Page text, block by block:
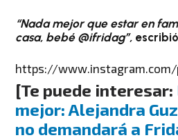
“Nada mejor que estar en
casa, bebé @ifridag”,
https://www.instagram.com/
[Te puede interesar:
mejor: Alejandra
no demandará a